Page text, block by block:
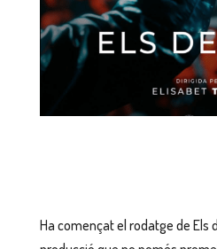
Ha començat el rodatge de Els